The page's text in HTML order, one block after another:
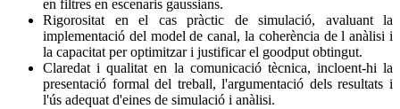
en filtres en escenaris gaussians.
Rigorositat en el cas pràctic de simulació, avaluant la
implementació del model de canal, la coherència de l anàlisi i
la capacitat per optimitzar i justificar el goodput obtingut.
Claredat i qualitat en la comunicació tècnica, incloent-hi la
presentació formal del treball, l'argumentació dels resultats i
l'ús adequat d'eines de simulació i anàlisi.